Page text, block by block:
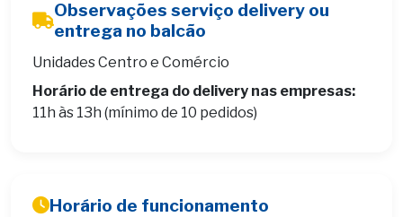
Observações serviço delivery ou
entrega no balcão
Unidades Centro e Comércio
Horário de entrega do delivery nas empresas:
11h às 13h (mínimo de 10 pedidos)
Horário de funcionamento